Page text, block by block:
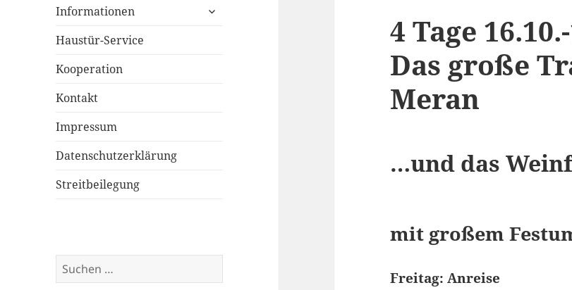
Informationen
untermenü
Haustür-Service
Kooperation
Kontakt
Impressum
Datenschutzerklärung
Streitbeilegung
Suchen
nach:
4 Tage
Das große
Meran
…und das
mit großem
Freitag: Anreise